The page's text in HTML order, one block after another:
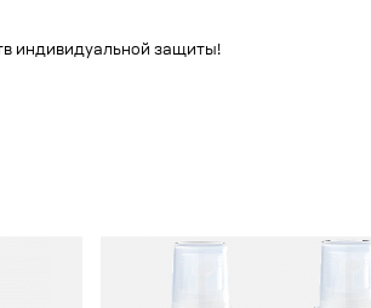
индивидуальной защиты!